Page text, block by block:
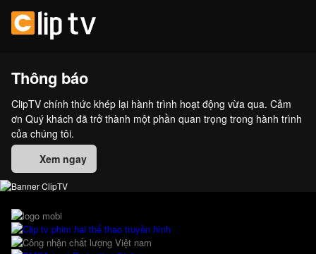
Thông báo
ClipTV chính thức khép lại hành trình hoạt động vừa qua. Cảm
ơn Quý khách đã trở thành một phần quan trọng trong hành trình
của chúng tôi.
Xem ngay